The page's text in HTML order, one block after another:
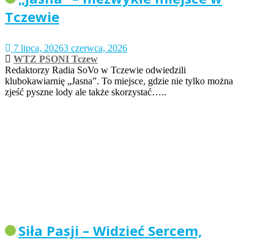
Tczewie
7 lipca, 20263 czerwca, 2026
WTZ PSONI Tczew
Redaktorzy Radia SoVo w Tczewie odwiedzili
klubokawiarnię „Jasna”. To miejsce, gdzie nie tylko można
zjeść pyszne lody ale także skorzystać…..
Siła Pasji – Widzieć Sercem,